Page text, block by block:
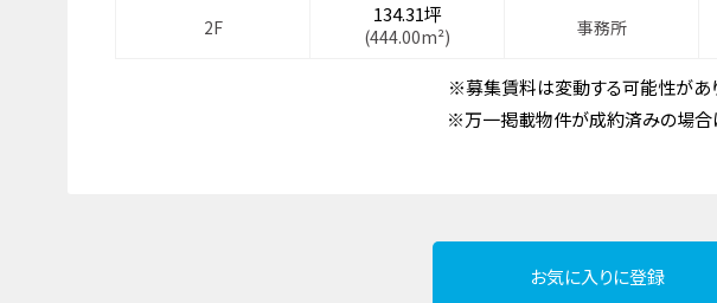
2F
134.31坪
(444.00m²) 事務所
※募集賃料は変動する可能性があ
※万一掲載物件が成約済みの場合
お気に入りに登録